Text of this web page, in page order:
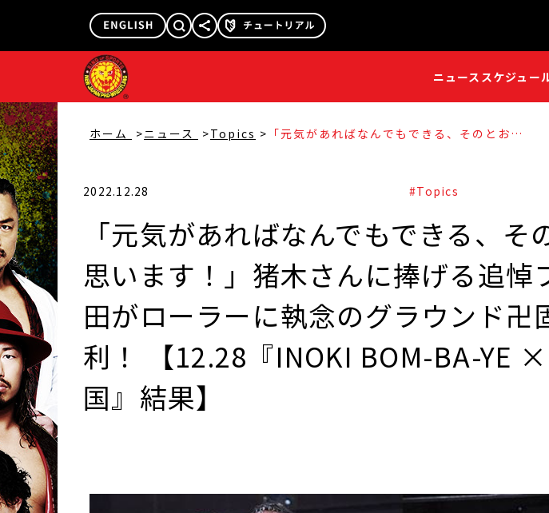
ニュース スケジュー
ホーム ニュース Topics 「元気があればなんでもできる、そのとおり
2022.12.28
#Topics
「元気があればなんでもできる、そ
思います！」猪木さんに捧げる追悼
田がローラーに執念のグラウンド卍
利！ 【12.28『INOKI BOM-BA-YE
国』結果】